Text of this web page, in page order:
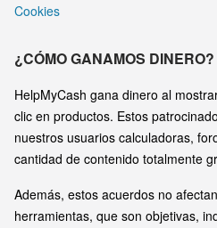
Cookies
¿CÓMO GANAMOS DINERO?
HelpMyCash gana dinero al
clic en productos. Estos
nuestros usuarios calculadoras,
cantidad de contenido totalmente
Además, estos acuerdos no
herramientas, que son objetivas,